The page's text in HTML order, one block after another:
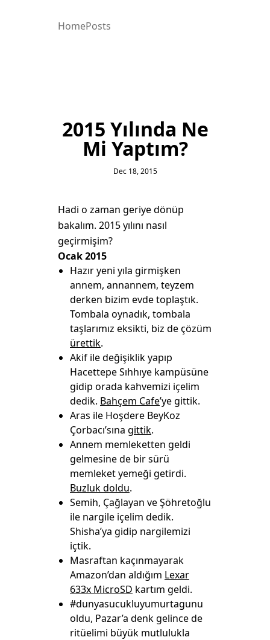
HomePosts
2015 Yılında Ne
Mi Yaptım?
Dec 18, 2015
Hadi o zaman geriye dönüp
bakalım. 2015 yılını nasıl
geçirmişim?
Ocak 2015
Hazır yeni yıla girmişken
annem, annannem, teyzem
derken bizim evde toplaştık.
Tombala oynadık, tombala
taşlarımız eksikti, biz de çözüm
ürettik.
Akif ile değişiklik yapıp
Hacettepe Sıhhıye kampüsüne
gidip orada kahvemizi içelim
dedik. Bahçem Cafe’ye gittik.
Aras ile Hoşdere BeyKoz
Çorbacı’sına gittik.
Annem memleketten geldi
gelmesine de bir sürü
memleket yemeği getirdi.
Buzluk doldu.
Semih, Çağlayan ve Şöhretoğlu
ile nargile içelim dedik.
Shisha’ya gidip nargilemizi
içtik.
Masraftan kaçınmayarak
Amazon’dan aldığım Lexar
633x MicroSD kartım geldi.
#dunyasucukluyumurtagunu
oldu, Pazar’a denk gelince de
ritüelimi büyük mutlulukla